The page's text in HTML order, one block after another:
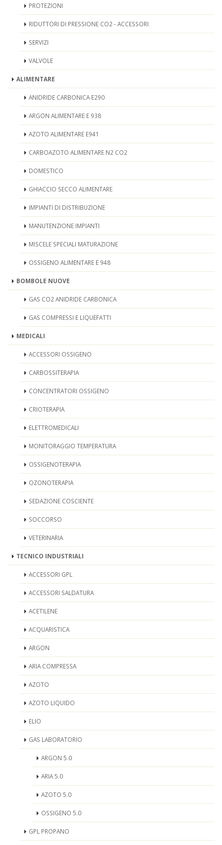
PROTEZIONI
RIDUTTORI DI PRESSIONE CO2 - ACCESSORI
SERVIZI
VALVOLE
ALIMENTARE
ANIDRIDE CARBONICA E290
ARGON ALIMENTARE E 938
AZOTO ALIMENTARE E941
CARBOAZOTO ALIMENTARE N2 CO2
DOMESTICO
GHIACCIO SECCO ALIMENTARE
IMPIANTI DI DISTRIBUZIONE
MANUTENZIONE IMPIANTI
MISCELE SPECIALI MATURAZIONE
OSSIGENO ALIMENTARE E 948
BOMBOLE NUOVE
GAS CO2 ANIDRIDE CARBONICA
GAS COMPRESSI E LIQUEFATTI
MEDICALI
ACCESSORI OSSIGENO
CARBOSSITERAPIA
CONCENTRATORI OSSIGENO
CRIOTERAPIA
ELETTROMEDICALI
MONITORAGGIO TEMPERATURA
OSSIGENOTERAPIA
OZONOTERAPIA
SEDAZIONE COSCIENTE
SOCCORSO
VETERINARIA
TECNICO INDUSTRIALI
ACCESSORI GPL
ACCESSORI SALDATURA
ACETILENE
ACQUARISTICA
ARGON
ARIA COMPRESSA
AZOTO
AZOTO LIQUIDO
ELIO
GAS LABORATORIO
ARGON 5.0
ARIA 5.0
AZOTO 5.0
OSSIGENO 5.0
GPL PROPANO